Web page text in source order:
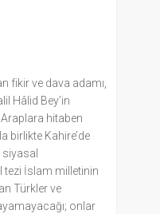
fikir ve dava adamı,
Hâlid Bey’in
Araplara hitaben
birlikte Kahire’de
siyasal
tezi İslam milletinin
Türkler ve
onlar